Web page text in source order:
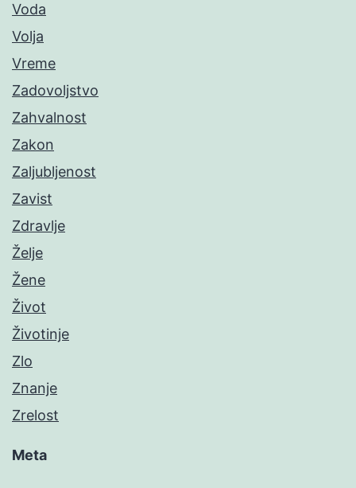
Voda
Volja
Vreme
Zadovoljstvo
Zahvalnost
Zakon
Zaljubljenost
Zavist
Zdravlje
Želje
Žene
Život
Životinje
Zlo
Znanje
Zrelost
Meta